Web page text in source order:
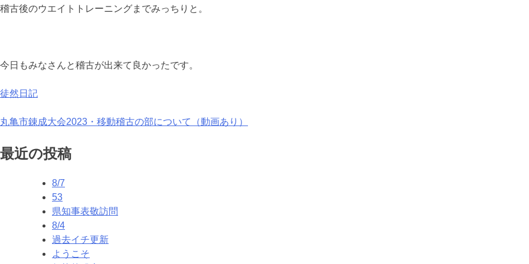
稽古後のウエイトトレーニングまでみっちりと。
今日もみなさんと稽古が出来て良かったです。
徒然日記
投
稿
丸亀市錬成大会2023・移動稽古の部について（動画あり）
最近の投稿
8/7
53
県知事表敬訪問
8/4
過去イチ更新
ようこそ